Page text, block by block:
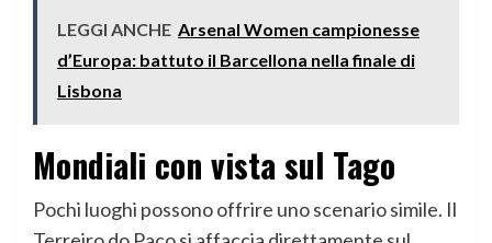
LEGGI ANCHE Arsenal Women campionesse
d’Europa: battuto il Barcellona nella finale di
Lisbona
Mondiali con vista sul Tago
Pochi luoghi possono offrire uno scenario simile. Il